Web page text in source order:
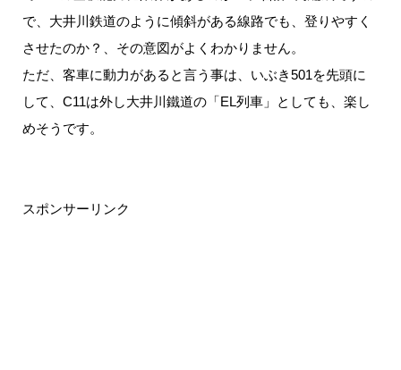
で、大井川鉄道のように傾斜がある線路でも、登りやすく
させたのか？、その意図がよくわかりません。
ただ、客車に動力があると言う事は、いぶき501を先頭に
して、C11は外し大井川鐵道の「EL列車」としても、楽し
めそうです。
スポンサーリンク